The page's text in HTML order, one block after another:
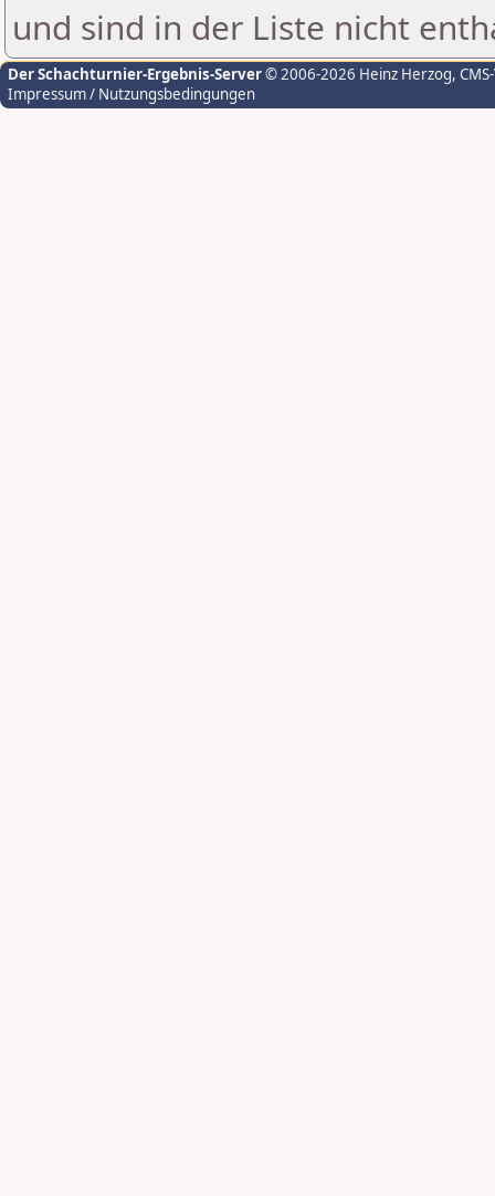
und sind in der Liste nicht
Der Schachturnier-Ergebnis-Server© 2006-2026 Heinz Herzog,
Impressum / Nutzungsbedingungen